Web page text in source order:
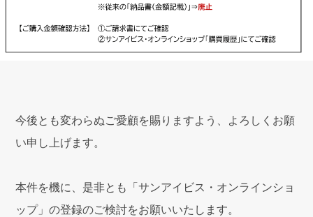
今後とも変わらぬご愛顧を賜りますよう、よろしくお願
い申し上げます。
本件を機に、是非とも「サンアイビス・オンラインショ
ップ」の登録のご検討をお願いいたします。